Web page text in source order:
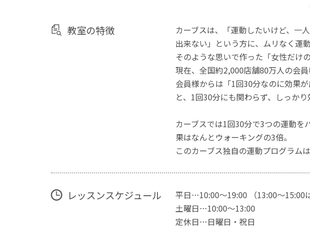
教室の特徴
カーブスは、「運動したいけど、一
出来ない」という方に、ムリなく運
そのような思いで作った「女性だけ
現在、全国約2,000店舗80万人の会
会員様からは「1回30分なのに効果
と、1回30分にも関わらず、しっかり
カーブスでは1回30分で3つの運動
果はなんとウォーキングの3倍。
このカーブス独自の運動プログラム
レッスンスケジュール
平日…10:00～19:00 （13:00～15:00
土曜日…10:00～13:00
定休日…日曜日・祝日